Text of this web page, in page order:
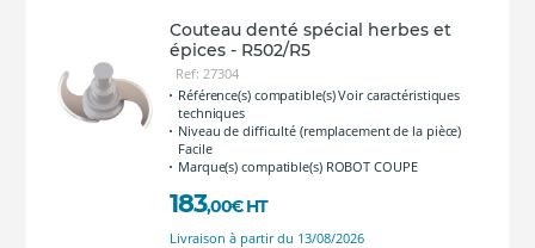
Couteau denté spécial herbes et
épices - R502/R5
Ref: 27304
Référence(s) compatible(s) Voir caractéristiques
techniques
Niveau de difficulté (remplacement de la pièce)
Facile
Marque(s) compatible(s) ROBOT COUPE
183,00€ HT
Livraison à partir du 13/08/2026